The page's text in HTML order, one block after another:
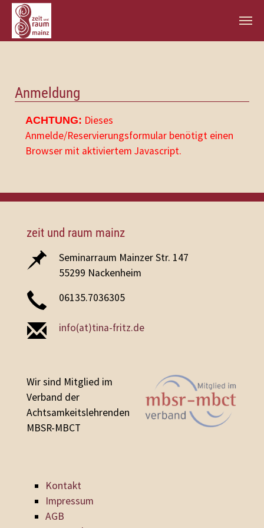
Anmeldung
ACHTUNG: Dieses
Anmelde/Reservierungsformular benötigt einen
Browser mit aktiviertem Javascript.
zeit und raum mainz
Seminarraum Mainzer Str. 147
55299 Nackenheim
06135.7036305
info(at)tina-fritz.de
Wir sind Mitglied im
Verband der
Achtsamkeitslehrenden
MBSR-MBCT
Kontakt
Impressum
AGB